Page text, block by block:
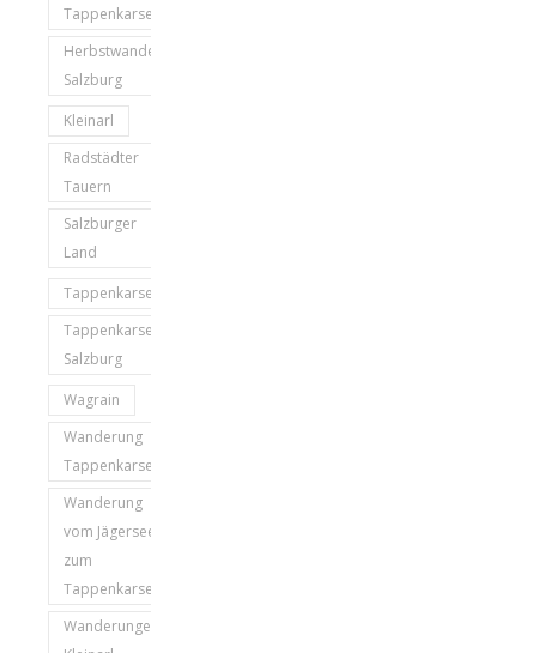
Tappenkarsee
Herbstwanderung
Salzburg
Kleinarl
Radstädter
Tauern
Salzburger
Land
Tappenkarsee
Tappenkarsee
Salzburg
Wagrain
Wanderung
Tappenkarsee
Wanderung
vom Jägersee
zum
Tappenkarsee
Wanderungen